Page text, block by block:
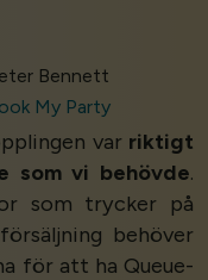
Bennett
My Party
var riktigt
som vi behövde.
som trycker på
behöver
för att ha Queue-